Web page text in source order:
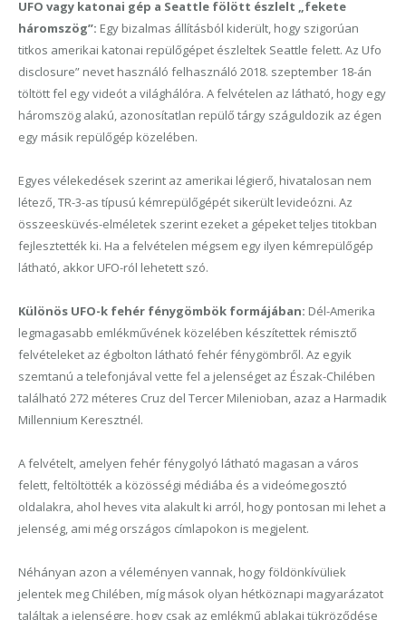
UFO vagy katonai gép a Seattle fölött észlelt „fekete
háromszög”: Egy bizalmas állításból kiderült, hogy szigorúan
titkos amerikai katonai repülőgépet észleltek Seattle felett. Az Ufo
disclosure” nevet használó felhasználó 2018. szeptember 18-án
töltött fel egy videót a világhálóra. A felvételen az látható, hogy egy
háromszög alakú, azonosítatlan repülő tárgy száguldozik az égen
egy másik repülőgép közelében.
Egyes vélekedések szerint az amerikai légierő, hivatalosan nem
létező, TR-3-as típusú kémrepülőgépét sikerült levideózni. Az
összeesküvés-elméletek szerint ezeket a gépeket teljes titokban
fejlesztették ki. Ha a felvételen mégsem egy ilyen kémrepülőgép
látható, akkor UFO-ról lehetett szó.
Különös UFO-k fehér fénygömbök formájában: Dél-Amerika
legmagasabb emlékművének közelében készítettek rémisztő
felvételeket az égbolton látható fehér fénygömbről. Az egyik
szemtanú a telefonjával vette fel a jelenséget az Észak-Chilében
található 272 méteres Cruz del Tercer Milenioban, azaz a Harmadik
Millennium Keresztnél.
A felvételt, amelyen fehér fénygolyó látható magasan a város
felett, feltöltötték a közösségi médiába és a videómegosztó
oldalakra, ahol heves vita alakult ki arról, hogy pontosan mi lehet a
jelenség, ami még országos címlapokon is megjelent.
Néhányan azon a véleményen vannak, hogy földönkívüliek
jelentek meg Chilében, míg mások olyan hétköznapi magyarázatot
találtak a jelenségre, hogy csak az emlékmű ablakai tükröződése